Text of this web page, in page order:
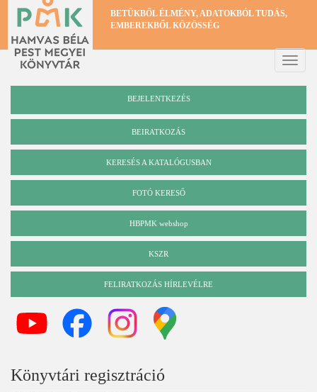
Ugrás
tartalomra
BETŰKBŐL ÉLMÉNY, ADATOKBÓL TUDÁS,
EMBEREKBŐL KÖZÖSSÉG
Toggle
BEJELENTKEZÉS
BEIRATKOZÁS
Katalógus
KERESÉS A KATALÓGUSBAN
FOTÓ KERESŐ
HBPMK webshop
KSZR
FELIRATKOZÁS HÍRLEVÉLRE
Könyvtári regisztráció